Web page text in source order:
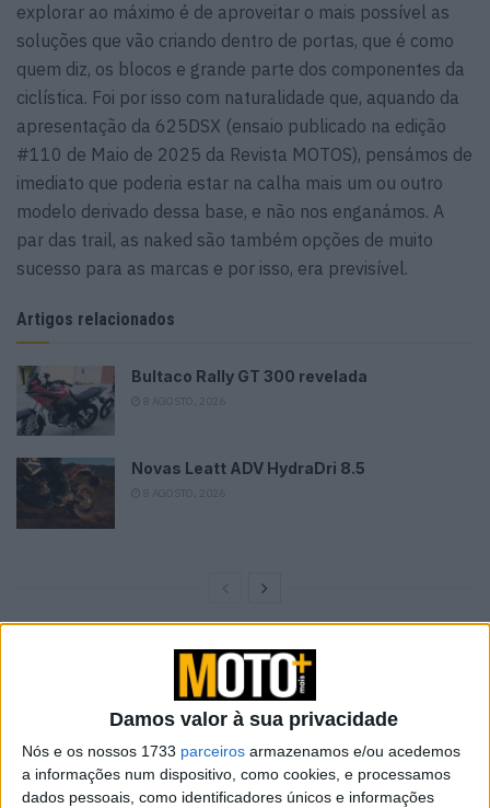
Damos valor à sua privacidade
Nós e os nossos 1733 parceiros armazenamos e/ou acedemos
a informações num dispositivo, como cookies, e processamos
dados pessoais, como identificadores únicos e informações
explorar ao máximo é de aproveitar o mais possível as
soluções que vão criando dentro de portas, que é como
quem diz, os blocos e grande parte dos componentes da
ciclística. Foi por isso com naturalidade que, aquando da
apresentação da 625DSX (ensaio publicado na edição
#110 de Maio de 2025 da Revista MOTOS), pensámos de
imediato que poderia estar na calha mais um ou outro
modelo derivado dessa base, e não nos enganámos. A
par das trail, as naked são também opções de muito
sucesso para as marcas e por isso, era previsível.
Artigos relacionados
Bultaco Rally GT 300 revelada
Novas Leatt ADV HydraDri 8.5